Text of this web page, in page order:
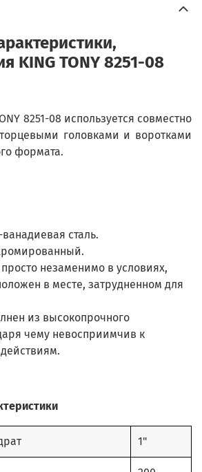
KING TONY 8251-08
8251-08 используется совместно
головками и воротками
формата.
сталь.
незаменимо в условиях,
в месте, затрудненном для
из высокопрочного
чему невосприимчив к
1"